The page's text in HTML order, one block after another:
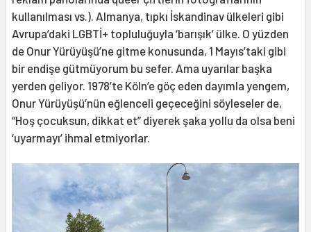
kullanılması vs.). Almanya, tıpkı İskandinav ülkeleri gibi
Avrupa’daki LGBTİ+ topluluğuyla ‘barışık’ ülke. O yüzden
de Onur Yürüyüşü’ne gitme konusunda, 1 Mayıs’taki gibi
bir endişe gütmüyorum bu sefer. Ama uyarılar başka
yerden geliyor. 1978’te Köln’e göç eden dayımla yengem,
Onur Yürüyüşü’nün eğlenceli geçeceğini söyleseler de,
“Hoş çocuksun, dikkat et” diyerek şaka yollu da olsa beni
‘uyarmayı’ ihmal etmiyorlar.